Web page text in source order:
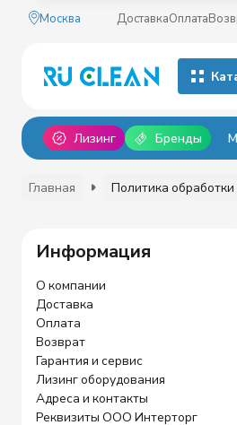
Москва ДоставкаОплата
Лизинг Бренды
Главная Политика
Информация
О компании
Доставка
Оплата
Возврат
Гарантия и сервис
Лизинг оборудования
Адреса и контакты
Реквизиты ООО Интерторг